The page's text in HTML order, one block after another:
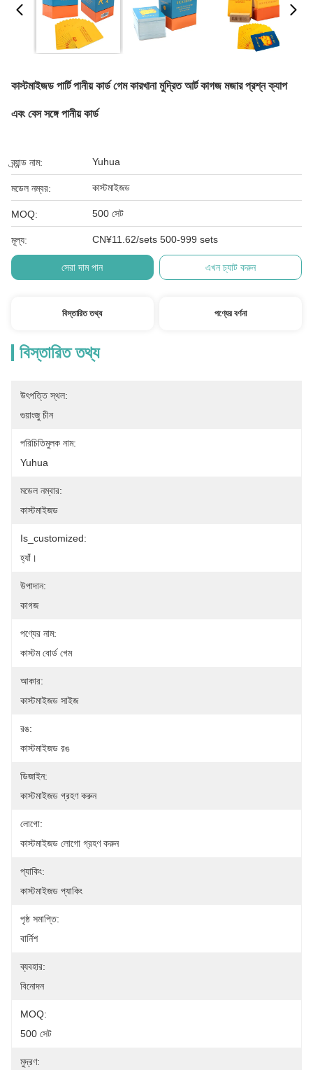
কাস্টমাইজড পার্টি পানীয় কার্ড গেম কারখানা মুদ্রিত আর্ট কাগজ মজার প্রশ্ন ক্যাপ
এবং বেস সঙ্গে পানীয় কার্ড
ব্র্যান্ড নাম: Yuhua
মডেল নম্বর: কাস্টমাইজড
MOQ: 500 সেট
মূল্য: CN¥11.62/sets 500-999 sets
সেরা দাম পান এখন চ্যাট করুন
বিস্তারিত তথ্য পণ্যের বর্ণনা
বিস্তারিত তথ্য
উৎপত্তি স্থল:
গুয়াংজু চীন
পরিচিতিমুলক নাম:
Yuhua
মডেল নম্বার:
কাস্টমাইজড
Is_customized:
হ্যাঁ।
উপাদান:
কাগজ
পণ্যের নাম:
কাস্টম বোর্ড গেম
আকার:
কাস্টমাইজড সাইজ
রঙ:
কাস্টমাইজড রঙ
ডিজাইন:
কাস্টমাইজড গ্রহণ করুন
লোগো:
কাস্টমাইজড লোগো গ্রহণ করুন
প্যাকিং:
কাস্টমাইজড প্যাকিং
পৃষ্ঠ সমাপ্তি:
বার্নিশ
ব্যবহার:
বিনোদন
MOQ:
500 সেট
মুদ্রণ: